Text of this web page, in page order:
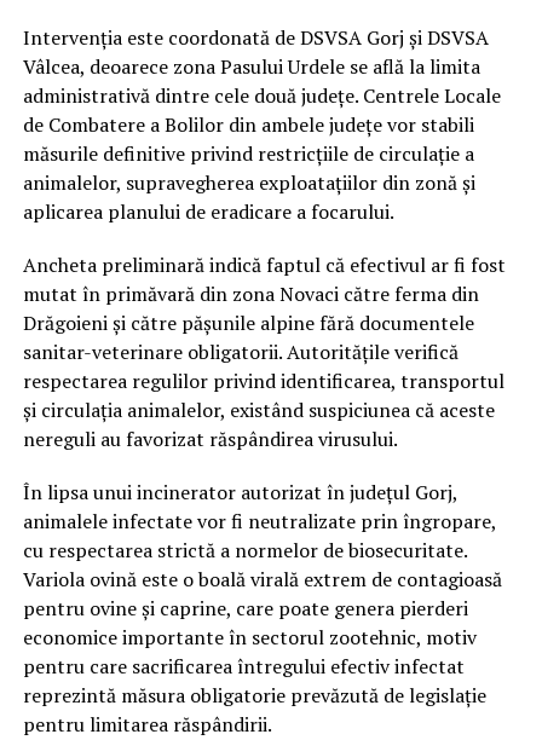
Intervenția este coordonată de DSVSA Gorj și DSVSA
Vâlcea, deoarece zona Pasului Urdele se află la limita
administrativă dintre cele două județe. Centrele Locale
de Combatere a Bolilor din ambele județe vor stabili
măsurile definitive privind restricțiile de circulație a
animalelor, supravegherea exploatațiilor din zonă și
aplicarea planului de eradicare a focarului.
Ancheta preliminară indică faptul că efectivul ar fi fost
mutat în primăvară din zona Novaci către ferma din
Drăgoieni și către pășunile alpine fără documentele
sanitar-veterinare obligatorii. Autoritățile verifică
respectarea regulilor privind identificarea, transportul
și circulația animalelor, existând suspiciunea că aceste
nereguli au favorizat răspândirea virusului.
În lipsa unui incinerator autorizat în județul Gorj,
animalele infectate vor fi neutralizate prin îngropare,
cu respectarea strictă a normelor de biosecuritate.
Variola ovină este o boală virală extrem de contagioasă
pentru ovine și caprine, care poate genera pierderi
economice importante în sectorul zootehnic, motiv
pentru care sacrificarea întregului efectiv infectat
reprezintă măsura obligatorie prevăzută de legislație
pentru limitarea răspândirii.